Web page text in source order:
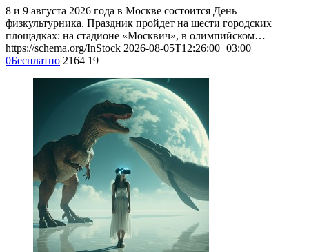
8 и 9 августа 2026 года в Москве состоится День
физкультурника. Праздник пройдет на шести городских
площадках: на стадионе «Москвич», в олимпийском…
https://schema.org/InStock 2026-08-05T12:26:00+03:00
0Бесплатно 2164 19